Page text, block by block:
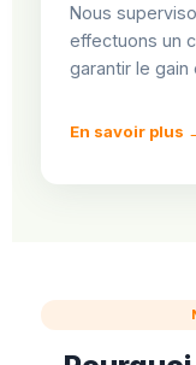
Nous
effectuons un
garantir le gain
En savoir plus